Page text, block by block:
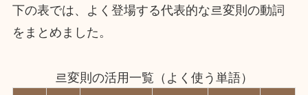
下の表では、よく登場する代表的な르変則の動詞
をまとめました。
르変則の活用一覧（よく使う単語）